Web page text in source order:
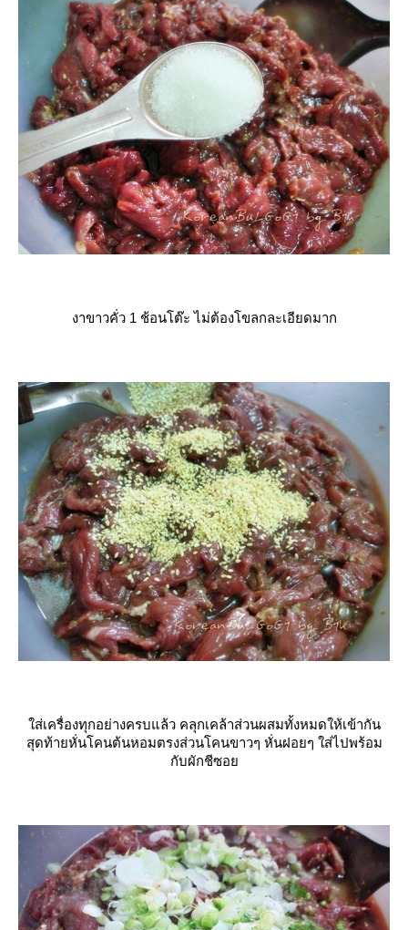
งาขาวคั่ว 1 ช้อนโต๊ะ ไม่ต้องโขลกละเอียดมาก
ส่เครื่องทุกอย่างครบแล้ว คลุกเคล้าส่วนผสมทั้งหมดให้เข้ากัน
สุดท้ายหั่นโคนต้นหอมตรงส่วนโคนขาวๆ หั่นฝอยๆ ใส่ไปพร้อม
กับผักชีซอ